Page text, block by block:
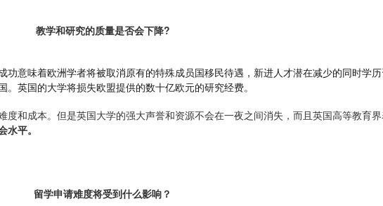
教学和研究的质量是否会下降?
功意味着欧洲学者将被取消原有的特殊成员国移民待遇，新进人才潜在减少的同时学
英国的大学将损失欧盟提供的数十亿欧元的研究经费。
度和成本。但是英国大学的强大声誉和资源不会在一夜之间消失，而且英国高等教育
平。
留学申请难度将受到什么影响？